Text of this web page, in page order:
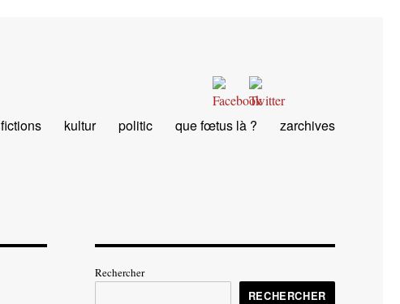
fictions kultur politic que fœtus là ? zarchives
Rechercher
RECHERCHER